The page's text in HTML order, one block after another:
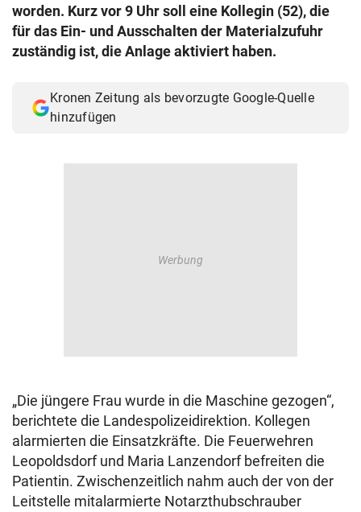
Muthgasse 2, 1190 Wien
worden. Kurz vor 9 Uhr soll eine Kollegin (52), die
für das Ein- und Ausschalten der Materialzufuhr
zuständig ist, die Anlage aktiviert haben.
Kronen Zeitung als bevorzugte Google-Quelle
hinzufügen
„Die jüngere Frau wurde in die Maschine gezogen“,
berichtete die Landespolizeidirektion. Kollegen
alarmierten die Einsatzkräfte. Die Feuerwehren
Leopoldsdorf und Maria Lanzendorf befreiten die
Patientin. Zwischenzeitlich nahm auch der von der
Leitstelle mitalarmierte Notarzthubschrauber